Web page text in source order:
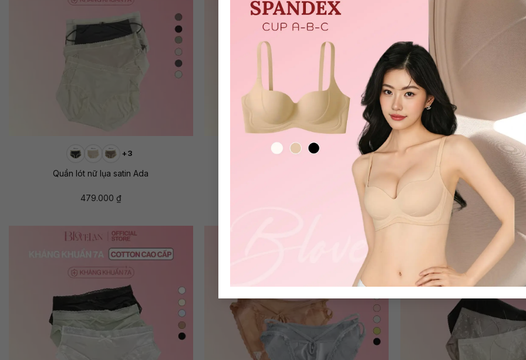
+3
Quần lót nữ lụa satin Ada
479.000 ₫
+1
Quần lót nữ thoáng mát mỏng nhẹ Zeo
+
Quần lót nữ ren siêu mỏng
Ula
479.000
₫